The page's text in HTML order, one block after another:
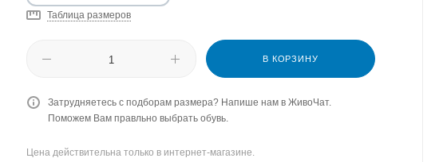
Таблица размеров
В КОРЗИНУ
Затрудняетесь с подборам размера? Напише нам в ЖивоЧат.
Поможем Вам правльно выбрать обувь.
Цена действительна только в интернет-магазине.